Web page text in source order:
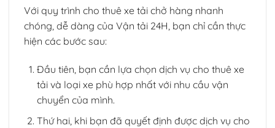
Với quy trình cho thuê xe tải chở hàng nhanh
chóng, dễ dàng của Vận tải 24H, bạn chỉ cần thực
hiện các bước sau:
Đầu tiên, bạn cần lựa chọn dịch vụ cho thuê xe
tải và loại xe phù hợp nhất với nhu cầu vận
chuyển của mình.
Thứ hai, khi bạn đã quyết định được dịch vụ cho